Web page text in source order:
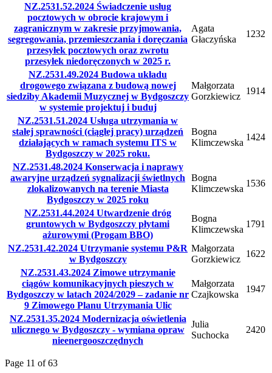
NZ.2531.52.2024 Świadczenie usług
pocztowych w obrocie krajowym i
zagranicznym w zakresie przyjmowania,
segregowania, przemieszczania i doręczania
przesyłek pocztowych oraz zwrotu
przesyłek niedoręczonych w 2025 r.
Agata
Głaczyńska
1232
NZ.2531.49.2024 Budowa układu
drogowego związana z budową nowej
siedziby Akademii Muzycznej w Bydgoszczy
w systemie projektuj i buduj
Małgorzata
Gorzkiewicz
1914
NZ.2531.51.2024 Usługa utrzymania w
stałej sprawności (ciągłej pracy) urządzeń
działających w ramach systemu ITS w
Bydgoszczy w 2025 roku.
Bogna
Klimczewska
1424
NZ.2531.48.2024 Konserwacja i naprawy
awaryjne urządzeń sygnalizacji świetlnych
zlokalizowanych na terenie Miasta
Bydgoszczy w 2025 roku
Bogna
Klimczewska
1536
NZ.2531.44.2024 Utwardzenie dróg
gruntowych w Bydgoszczy płytami
ażurowymi (Progam BBO)
Bogna
Klimczewska
1791
NZ.2531.42.2024 Utrzymanie systemu P&R
w Bydgoszczy
Małgorzata
Gorzkiewicz
1622
NZ.2531.43.2024 Zimowe utrzymanie
ciągów komunikacyjnych pieszych w
Bydgoszczy w latach 2024/2029 – zadanie nr
9 Zimowego Planu Utrzymania Ulic
Małgorzata
Czajkowska
1947
NZ.2531.35.2024 Modernizacja oświetlenia
ulicznego w Bydgoszczy - wymiana opraw
nieenergooszczędnych
Julia
Suchocka
2420
Page 11 of 63